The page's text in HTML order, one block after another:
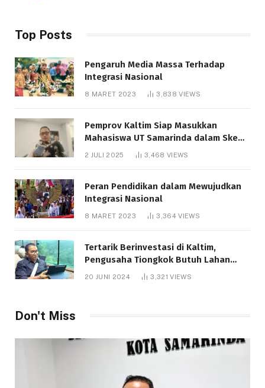
Top Posts
Pengaruh Media Massa Terhadap
Integrasi Nasional
8 MARET 2023 3,838VIEWS
Pemprov Kaltim Siap Masukkan
Mahasiswa UT Samarinda dalam Skema
Bantuan Pendidikan Gratispol
2 JULI 2025 3,468 VIEWS
Peran Pendidikan dalam Mewujudkan
Integrasi Nasional
8 MARET 2023 3,364VIEWS
Tertarik Berinvestasi di Kaltim,
Pengusaha Tiongkok Butuh Lahan
1.000 Hektare
20 JUNI 2024 3,321VIEWS
Don't Miss